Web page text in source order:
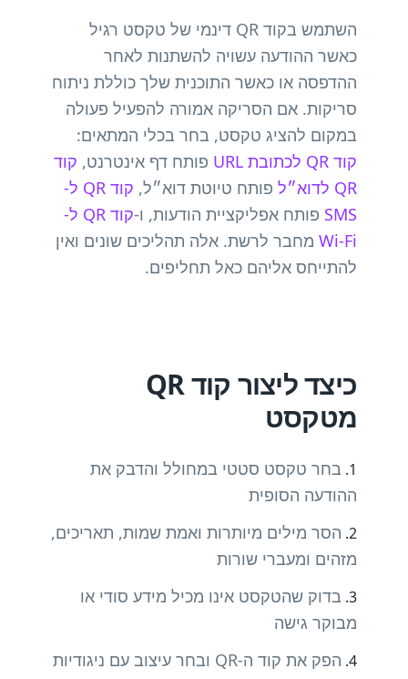
השתמש בקוד QR דינמי של טקסט רגיל
כאשר ההודעה עשויה להשתנות לאחר
ההדפסה או כאשר התוכנית שלך כוללת ניתוח
סריקות. אם הסריקה אמורה להפעיל פעולה
במקום להציג טקסט, בחר בכלי המתאים:
קוד QR לכתובת URL
פותח דף אינטרנט, קוד
QR לדוא״ל
פותח טיוטת דוא״ל,
קוד QR ל-
SMS פותח אפליקציית הודעות, ו-
קוד QR ל-
Wi-Fi מחבר לרשת. אלה תהליכים שונים ואין
להתייחס אליהם כאל תחליפים.
כיצד ליצור קוד QR
מטקסט
בחר טקסט סטטי במחולל והדבק את
ההודעה הסופית
הסר מילים מיותרות ואמת שמות, תאריכים,
מזהים ומעברי שורות
בדוק שהטקסט אינו מכיל מידע סודי או
מבוקר גישה
הפק את קוד ה-QR ובחר עיצוב עם ניגודיות